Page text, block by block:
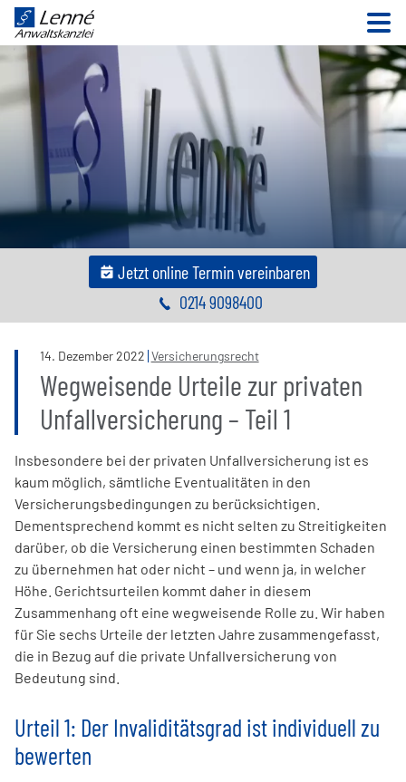
Jetzt online Termin vereinbaren
0214 9098400
14. Dezember2022 Versicherungsrecht
Wegweisende Urteile zur privaten
Unfallversicherung – Teil 1
Insbesondere bei der privaten Unfallversicherung ist es
kaum möglich, sämtliche Eventualitäten in den
Versicherungsbedingungen zu berücksichtigen.
Dementsprechend kommt es nicht selten zu Streitigkeiten
darüber, ob die Versicherung einen bestimmten Schaden
zu übernehmen hat oder nicht – und wenn ja, in welcher
Höhe. Gerichtsurteilen kommt daher in diesem
Zusammenhang oft eine wegweisende Rolle zu. Wir haben
für Sie sechs Urteile der letzten Jahre zusammengefasst,
die in Bezug auf die private Unfallversicherung von
Bedeutung sind.
Urteil 1: Der Invaliditätsgrad ist individuell zu
bewerten